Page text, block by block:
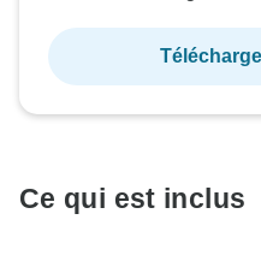
Ce qui est inclus